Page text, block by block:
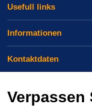
Usefull links
Informationen
Kontaktdaten
Verpassen